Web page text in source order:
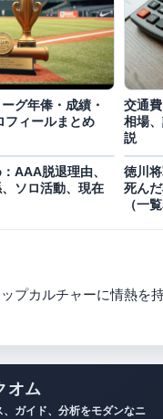
グ年俸・成績・
フィールまとめ
交通
相場
説
AAA脱退理由、
ソロ活動、現在
徳川
死ん
（一
プカルチャーに情熱を
オム
ガイド、分析をモダンなニ